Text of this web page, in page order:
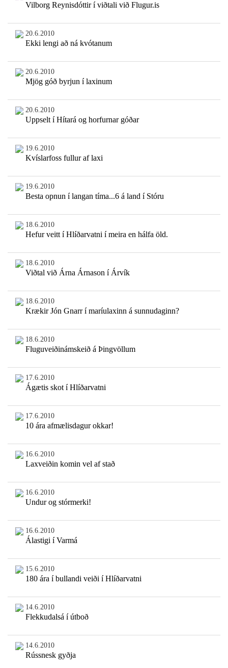
Vilborg Reynisdóttir í viðtali við Flugur.is
20.6.2010
Ekki lengi að ná kvótanum
20.6.2010
Mjög góð byrjun í laxinum
20.6.2010
Uppselt í Hítará og horfurnar góðar
19.6.2010
Kvíslarfoss fullur af laxi
19.6.2010
Besta opnun í langan tíma...6 á land í Stóru
18.6.2010
Hefur veitt í Hlíðarvatni í meira en hálfa öld.
18.6.2010
Viðtal við Árna Árnason í Árvík
18.6.2010
Krækir Jón Gnarr í maríulaxinn á sunnudaginn?
18.6.2010
Fluguveiðinámskeið á Þingvöllum
17.6.2010
Ágætis skot í Hlíðarvatni
17.6.2010
10 ára afmælisdagur okkar!
16.6.2010
Laxveiðin komin vel af stað
16.6.2010
Undur og stórmerki!
16.6.2010
Álastigi í Varmá
15.6.2010
180 ára í bullandi veiði í Hlíðarvatni
14.6.2010
Flekkudalsá í útboð
14.6.2010
Rússnesk gyðja